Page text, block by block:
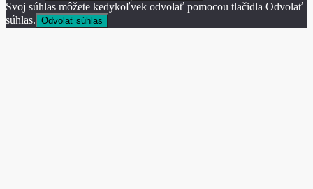
Svoj súhlas môžete kedykoľvek odvolať pomocou tlačidla Odvolať
súhlas. Odvolať súhlas